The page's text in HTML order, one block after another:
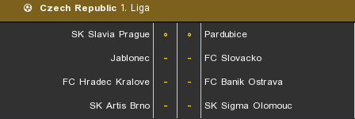
Czech Republic 1. Liga
SK Slavia Prague
۰ ۰
Pardubice
Jablonec
- -
FC Slovacko
FC Hradec Kralove
- -
FC Banik Ostrava
SK Artis Brno
- - SK Sigma Olomouc